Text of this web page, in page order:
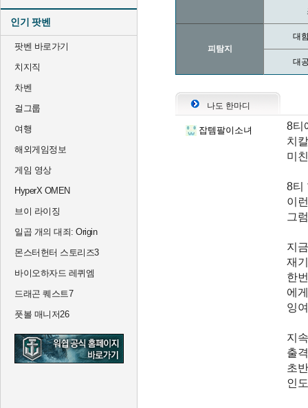
인기 팟벤
팟벤 바로가기
치지직
차벤
걸그룹
여행
해외게임정보
게임 영상
HyperX OMEN
브이 라이징
일곱 개의 대죄: Origin
몬스터헌터 스토리즈3
바이오하자드 레퀴엠
드래곤 퀘스트7
풋볼 매니저26
피탐지
대
대
나도 한마디
잡템팔이소녀
8티
치
미
8티
이
그
지
재
한
에
잉
지
출
초
인